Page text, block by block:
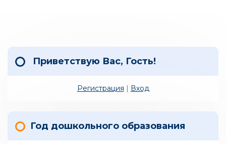
Приветствую Вас, Гость!
Регистрация | Вход
Год дошкольного образования